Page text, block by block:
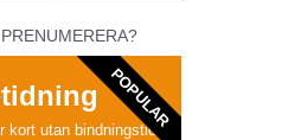
kort utan bindningstid
POPULAR